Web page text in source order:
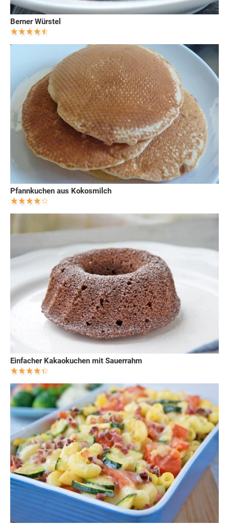
Berner Würstel
Pfannkuchen aus Kokosmilch
Einfacher Kakaokuchen mit Sauerrahm